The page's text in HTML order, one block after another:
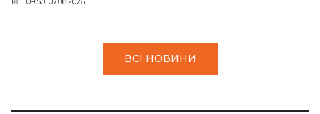
ВСІ НОВИНИ